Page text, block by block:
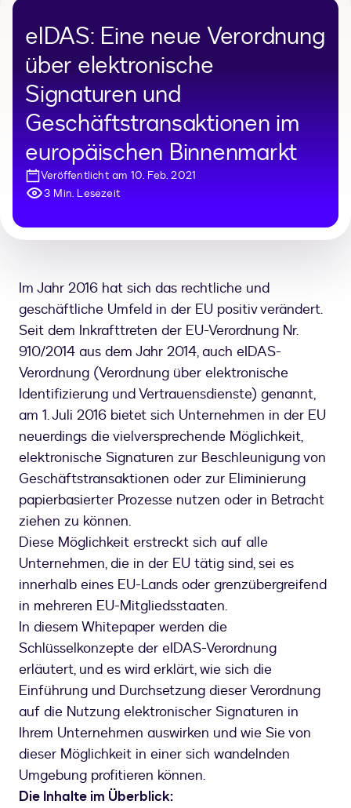
eIDAS: Eine neue Verordnung
über elektronische
Signaturen und
Geschäftstransaktionen im
europäischen Binnenmarkt
Veröffentlicht am 10. Feb. 2021
3 Min. Lesezeit
Im Jahr 2016 hat sich das rechtliche und
geschäftliche Umfeld in der EU positiv verändert.
Seit dem Inkrafttreten der EU-Verordnung Nr.
910/2014 aus dem Jahr 2014, auch eIDAS-
Verordnung (Verordnung über elektronische
Identifizierung und Vertrauensdienste) genannt,
am 1. Juli 2016 bietet sich Unternehmen in der EU
neuerdings die vielversprechende Möglichkeit,
elektronische Signaturen zur Beschleunigung von
Geschäftstransaktionen oder zur Eliminierung
papierbasierter Prozesse nutzen oder in Betracht
ziehen zu können.
Diese Möglichkeit erstreckt sich auf alle
Unternehmen, die in der EU tätig sind, sei es
innerhalb eines EU-Lands oder grenzübergreifend
in mehreren EU-Mitgliedsstaaten.
In diesem Whitepaper werden die
Schlüsselkonzepte der eIDAS-Verordnung
erläutert, und es wird erklärt, wie sich die
Einführung und Durchsetzung dieser Verordnung
auf die Nutzung elektronischer Signaturen in
Ihrem Unternehmen auswirken und wie Sie von
dieser Möglichkeit in einer sich wandelnden
Umgebung profitieren können.
Die Inhalte im Überblick: